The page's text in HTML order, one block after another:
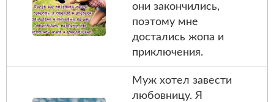
они закончились,
поэтому мне
достались жопа и
приключения.
Муж хотел завести
любовницу. Я